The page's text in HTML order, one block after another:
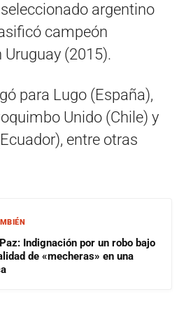
argentino
campeón
(2015).
para Lugo (España),
Unido (Chile) y
entre otras
Indignación por un robo bajo
de «mecheras» en una